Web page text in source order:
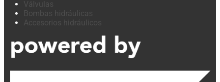
Válvulas
Bombas hidráulicas
Accesorios hidráulicos